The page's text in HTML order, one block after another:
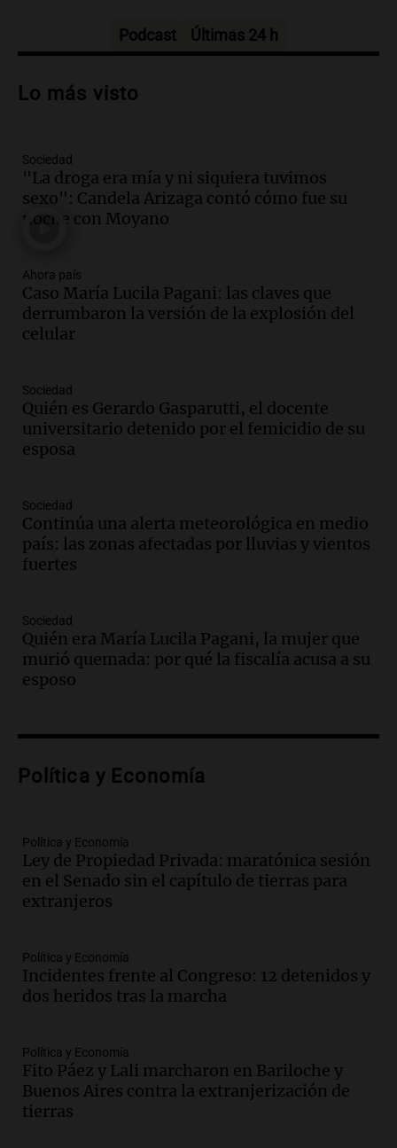
Audio.Debate en el Senado sobre
la soberanía digital en Argentina
Audio.
de semana helado y ciudadanos
marchan contra reforma de tierras
Panorama Federal
Audio.
El "Mono" de Kapanga
adelantó su show en Rosario.
Viva la Radio Rosario
Episodios
en suspenso a hombre por simular robo
de recaudación en San Luis
Panorama Federal
Episodios
ayuda por problemas de fertilidad y la
ostentación de millonarios
Amamos Argentina
Episodios
avanza con testimonios clave sobre el
accidente en Villa Dolores
Panorama Federal
Episodios
tributo todos los jueves
Episodios
sea, va a ser lindo”
La Cadena del Gol
Episodios
Audio.Débora Blanca, psicóloga experta
mano es muy peligroso”
La Argentina, hoy
Episodios
sobre los parques educativos
Amamos Argentina
Episodios
Audio.
Podcast Últimas 24 h
Lo más visto
Sociedad
"La droga era mía y ni siquiera tuvimos
sexo": Candela Arizaga contó cómo fue su
noche con Moyano
Ahora país
Caso María Lucila Pagani: las claves que
derrumbaron la versión de la explosión del
celular
Sociedad
Quién es Gerardo Gasparutti, el docente
universitario detenido por el femicidio de su
esposa
Sociedad
Continúa una alerta meteorológica en medio
país: las zonas afectadas por lluvias y vientos
fuertes
Sociedad
Quién era María Lucila Pagani, la mujer que
murió quemada: por qué la fiscalía acusa a su
esposo
Política y Economía
Política y Economía
Ley de Propiedad Privada: maratónica sesión
en el Senado sin el capítulo de tierras para
extranjeros
Política y Economía
Incidentes frente al Congreso: 12 detenidos y
dos heridos tras la marcha
Política y Economía
Fito Páez y Lali marcharon en Bariloche y
Buenos Aires contra la extranjerización de
tierras